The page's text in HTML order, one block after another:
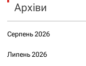
Архіви
Серпень 2026
Липень 2026